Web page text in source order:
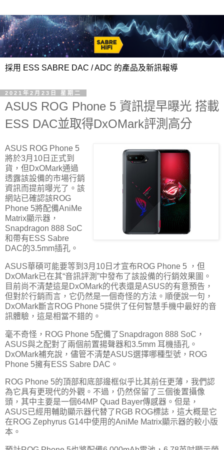
採用 ESS SABRE DAC / ADC 的產品及新訊報導
2021年2月23日 星期二
ASUS ROG Phone 5 資訊提早曝光 搭載
ESS DAC並取得DxOMark評測高分
ASUS ROG Phone 5
將於3月10日正式到
貨，但DxOMark通過
透露該設備的市場行銷
資訊而提前曝光了。該
網站已確認該ROG
Phone 5將配備AniMe
Matrix顯示器，
Snapdragon 888 SoC
和帶有ESS Sabre
DAC的3.5mm插孔。
ASUS華碩可能要等到3月10日才宣布ROG Phone 5 ，但
DxOMark已在其“音訊評測”中發布了該設備的行銷效果圖。
目前尚不清楚這是DxOMark的代表還是ASUS的有意預告，
但對於行銷而言，它仍然是一個奇怪的方法。順便說一句，
DxOMark斷言ROG Phone 5提供了任何智慧手機中最好的音
訊體驗，這是相當不錯的。
毫不奇怪，ROG Phone 5配備了Snapdragon 888 SoC，
ASUS與之配對了兩個前置揚聲器和3.5mm 耳機插孔。
DxOMark補充說，儘管不清楚ASUS選擇哪種型號，ROG
Phone 5擁有ESS Sabre DAC。
ROG Phone 5的頂部和底部邊框似乎比其前任更薄，我們認
為它具有更現代的外觀。不過，仍然保留了三個後置攝像
頭，其中主要是一個64MP Quad Bayer傳感器。但是，
ASUS已經用輔助顯示器代替了RGB ROG標誌，這大概是它
在ROG Zephyrus G14中使用的AniMe Matrix顯示器的較小版
本。